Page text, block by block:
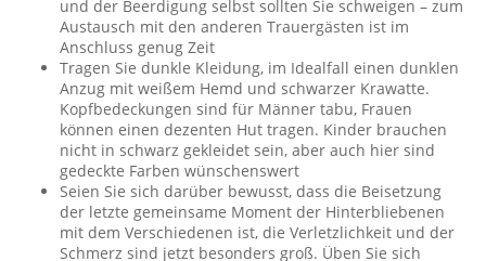
und der Beerdigung selbst sollten Sie schweigen – zum
Austausch mit den anderen Trauergästen ist im
Anschluss genug Zeit
Tragen Sie dunkle Kleidung, im Idealfall einen dunklen
Anzug mit weißem Hemd und schwarzer Krawatte.
Kopfbedeckungen sind für Männer tabu, Frauen
können einen dezenten Hut tragen. Kinder brauchen
nicht in schwarz gekleidet sein, aber auch hier sind
gedeckte Farben wünschenswert
Seien Sie sich darüber bewusst, dass die Beisetzung
der letzte gemeinsame Moment der Hinterbliebenen
mit dem Verschiedenen ist, die Verletzlichkeit und der
Schmerz sind jetzt besonders groß. Üben Sie sich